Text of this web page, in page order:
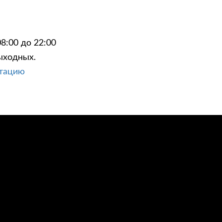
до 22:00